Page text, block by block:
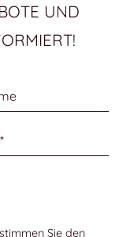
UND
Sie den